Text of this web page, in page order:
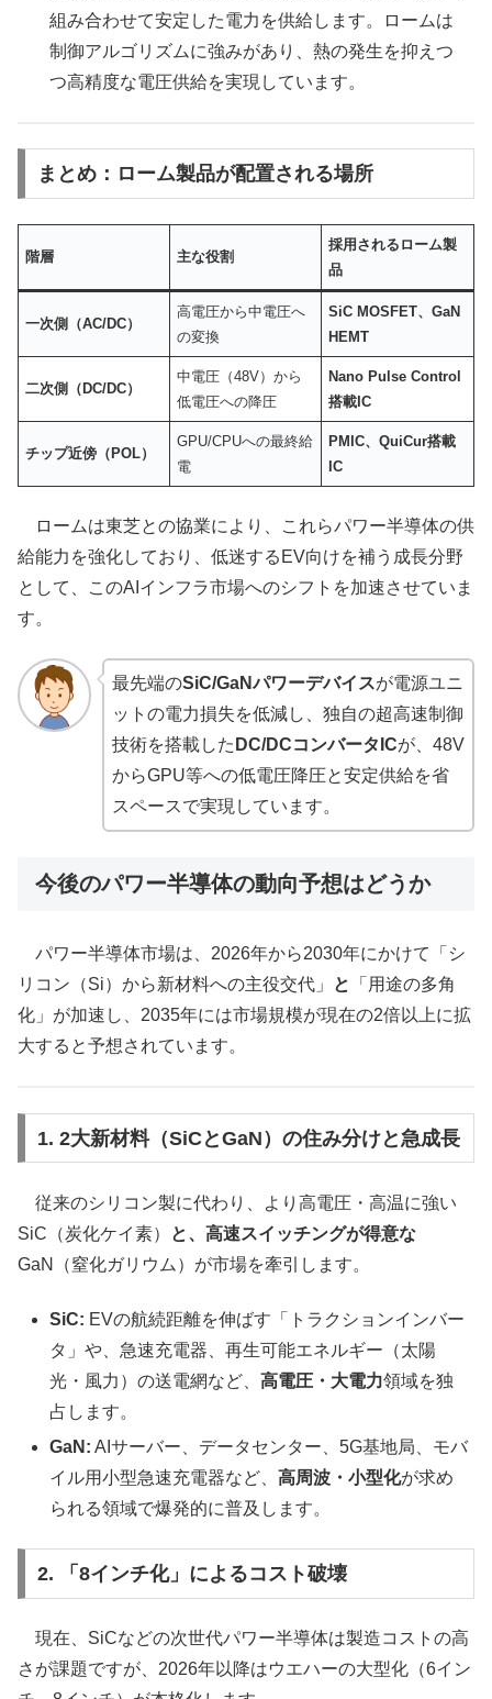
組み合わせて安定した電力を供給します。ロームは
制御アルゴリズムに強みがあり、熱の発生を抑えつ
つ高精度な電圧供給を実現しています。
まとめ：ローム製品が配置される場所
階層 主な役割
採用されるローム製
品
一次側（AC/DC）
高電圧から中電圧へ
の変換
SiC MOSFET、GaN
HEMT
二次側（DC/DC）
中電圧（48V）から
低電圧への降圧
Nano Pulse Control
搭載IC
チップ近傍（POL）
GPU/CPUへの最終給
電
PMIC、QuiCur搭載
IC
ロームは東芝との協業により、これらパワー半導体の供
給能力を強化しており、低迷するEV向けを補う成長分野
として、このAIインフラ市場へのシフトを加速させていま
す。
最先端のSiC/GaNパワーデバイスが電源ユニ
ットの電力損失を低減し、独自の超高速制御
技術を搭載した DC/DCコンバータICが、48V
からGPU等への低電圧降圧と安定供給を省
スペースで実現しています。
今後のパワー半導体の動向予想はどうか
パワー半導体市場は、2026年から2030年にかけて「シ
リコン（Si）から新材料への主役交代」
と
「用途の多角
化」が加速し、2035年には市場規模が現在の2倍以上に拡
大すると予想されています。
1. 2大新材料（SiCとGaN）の住み分けと急成長
従来のシリコン製に代わり、より高電圧・高温に強い
SiC（炭化ケイ素）
と、高速スイッチングが得意な
GaN（窒化ガリウム）が市場を牽引します。
SiC: EVの航続距離を伸ばす「トラクションインバー
タ」や、急速充電器、再生可能エネルギー（太陽
光・風力）の送電網など、 高電圧・大電力領域を独
占します。
GaN: AIサーバー、データセンター、5G基地局、モバ
イル用小型急速充電器など、高周波・小型化が求め
られる領域で爆発的に普及します。
2. 「8インチ化」によるコスト破壊
現在、SiCなどの次世代パワー半導体は製造コストの高
さが課題ですが、2026年以降はウエハーの大型化（6イン